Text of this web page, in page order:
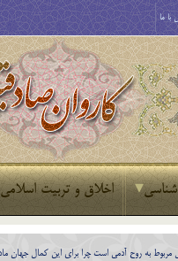
با ما
اخلاق و تربیت اسلامی
به روح آدمي است چرا براي اين کمال جهان